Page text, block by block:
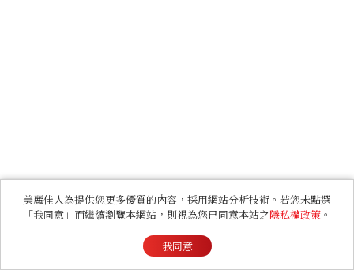
美麗佳人為提供您更多優質的內容，採用網站分析技術。若您未點選
「我同意」而繼續瀏覽本網站，則視為您已同意本站之隱私權政策 。
我同意